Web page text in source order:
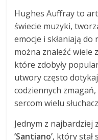
Hughes Auffray to
świecie muzyki,
emocje i skłaniają
można znaleźć wiele
które zdobyły
utwory często
codziennych
sercom wielu
Jednym z
’Santiano’, który stał